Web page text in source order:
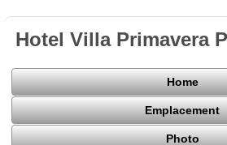
Hotel Villa Primavera
Home
Emplacement
Photo